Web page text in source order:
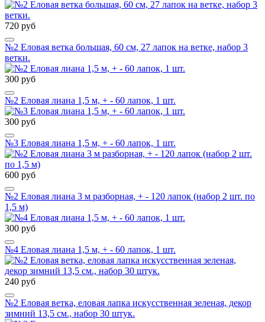
720 руб
№2 Еловая ветка большая, 60 см, 27 лапок на ветке, набор 3
ветки.
300 руб
№2 Еловая лиана 1,5 м, + - 60 лапок, 1 шт.
300 руб
№3 Еловая лиана 1,5 м, + - 60 лапок, 1 шт.
600 руб
№2 Еловая лиана 3 м разборная, + - 120 лапок (набор 2 шт. по
1,5 м)
300 руб
№4 Еловая лиана 1,5 м, + - 60 лапок, 1 шт.
240 руб
№2 Еловая ветка, еловая лапка искусственная зеленая, декор
зимний 13,5 см., набор 30 штук.